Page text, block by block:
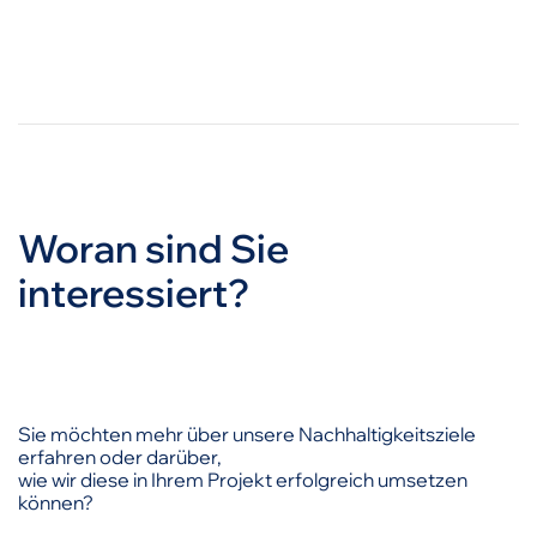
Woran sind Sie
interessiert?
Sie möchten mehr über unsere Nachhaltigkeitsziele
erfahren oder darüber,
wie wir diese in Ihrem Projekt erfolgreich umsetzen
können?